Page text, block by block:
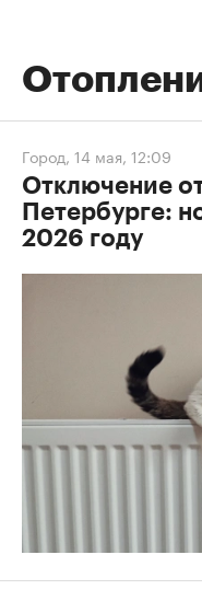
Город, 14 мая, 12:09
Отключение
Петербурге:
2026 году